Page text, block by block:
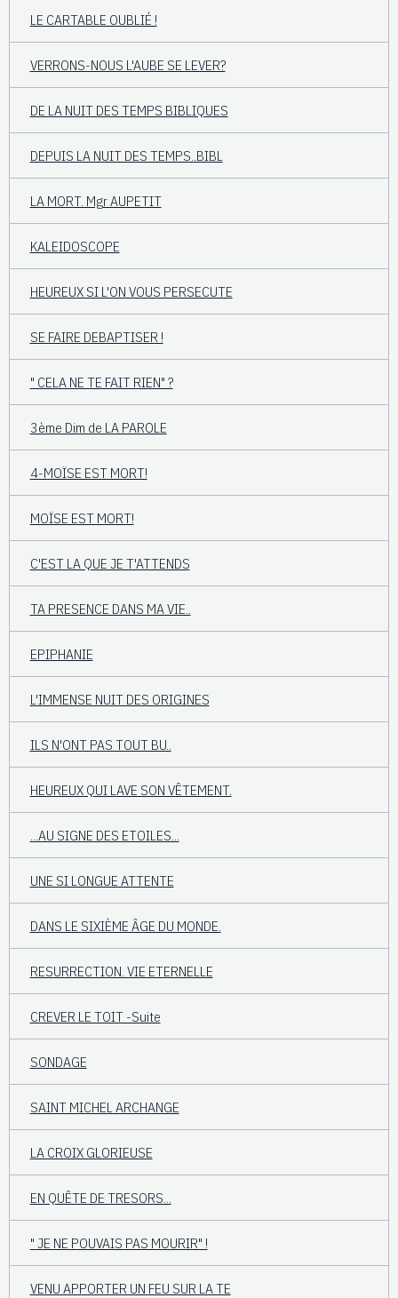
LE CARTABLE OUBLIÉ !
VERRONS-NOUS L'AUBE SE LEVER?
DE LA NUIT DES TEMPS BIBLIQUES
DEPUIS LA NUIT DES TEMPS..BIBL
LA MORT. Mgr AUPETIT
KALEIDOSCOPE
HEUREUX SI L'ON VOUS PERSECUTE
SE FAIRE DEBAPTISER !
" CELA NE TE FAIT RIEN" ?
3ème Dim de LA PAROLE
4-MOÏSE EST MORT!
MOÏSE EST MORT!
C'EST LA QUE JE T'ATTENDS
TA PRESENCE DANS MA VIE..
EPIPHANIE
L'IMMENSE NUIT DES ORIGINES
ILS N'ONT PAS TOUT BU..
HEUREUX QUI LAVE SON VÊTEMENT.
...AU SIGNE DES ETOILES...
UNE SI LONGUE ATTENTE
DANS LE SIXIÈME ÂGE DU MONDE.
RESURRECTION. VIE ETERNELLE
CREVER LE TOIT -Suite
SONDAGE
SAINT MICHEL ARCHANGE
LA CROIX GLORIEUSE
EN QUÊTE DE TRESORS...
" JE NE POUVAIS PAS MOURIR" !
VENU APPORTER UN FEU SUR LA TE